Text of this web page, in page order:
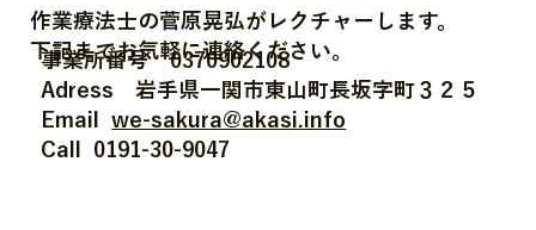
​作業療法士の菅原晃弘がレクチャーします。
​下記までお気軽に連絡ください。
事業所番号 0370902108
Adress 岩手県一関市東山町長坂字町３２５
Emailwe-sakura@akasi.info
Call 0191-30-9047